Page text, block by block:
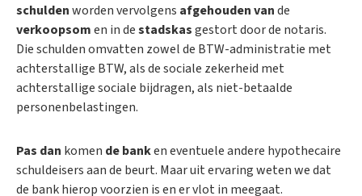
schuldenworden vervolgens afgehoudenvande
verkoopsomen in destadskasgestort door de notaris.
Die schulden omvatten zowel de BTW-administratie met
achterstallige BTW, als de sociale zekerheid met
achterstallige sociale bijdragen, als niet-betaalde
personenbelastingen.
Pas dan komen de banken eventuele andere hypothecaire
schuldeisers aan de beurt. Maar uit ervaring weten we dat
de bank hierop voorzien is en er vlot in meegaat.